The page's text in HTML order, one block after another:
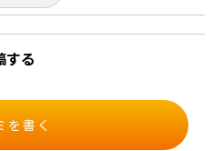
する
を書く